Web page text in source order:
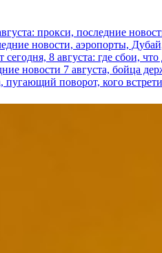
прокси, последние
новости, аэропорты,
8 августа: где сбои, что
новости 7 августа, бойца
поворот, кого